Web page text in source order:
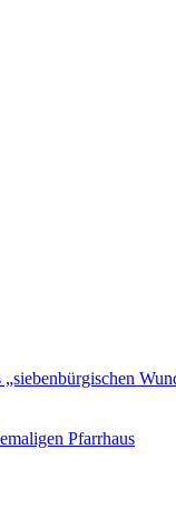
Pfarrhaus